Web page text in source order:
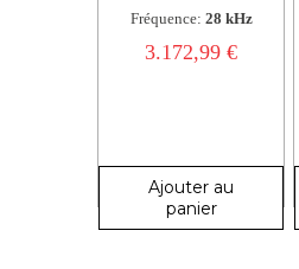
Fréquence: 28 kHz
3.172,99€
Ajouter au
panier